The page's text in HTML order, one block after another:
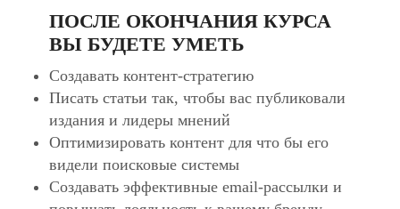
ПОСЛЕ ОКОНЧАНИЯ КУРСА
ВЫ БУДЕТЕ УМЕТЬ
Cоздавать контент-стратегию
Писать статьи так, чтобы вас публиковали
издания и лидеры мнений
Оптимизировать контент для что бы его
видели поисковые системы
Создавать эффективные email-рассылки и